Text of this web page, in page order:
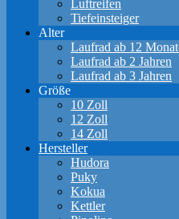
Luftreifen
Tiefeinsteiger
Alter
Laufrad ab 12
Laufrad ab 2 Jahren
Laufrad ab 3 Jahren
Größe
10 Zoll
12 Zoll
14 Zoll
Hersteller
Hudora
Puky
Kokua
Kettler